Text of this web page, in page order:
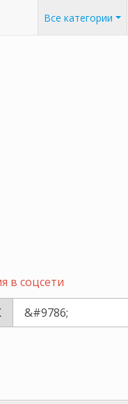
Все категории
в соцсети